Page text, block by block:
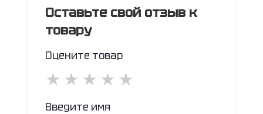
Оставьте свой отзыв к
товару
Оцените товар
★
★
★
★
★
Введите имя